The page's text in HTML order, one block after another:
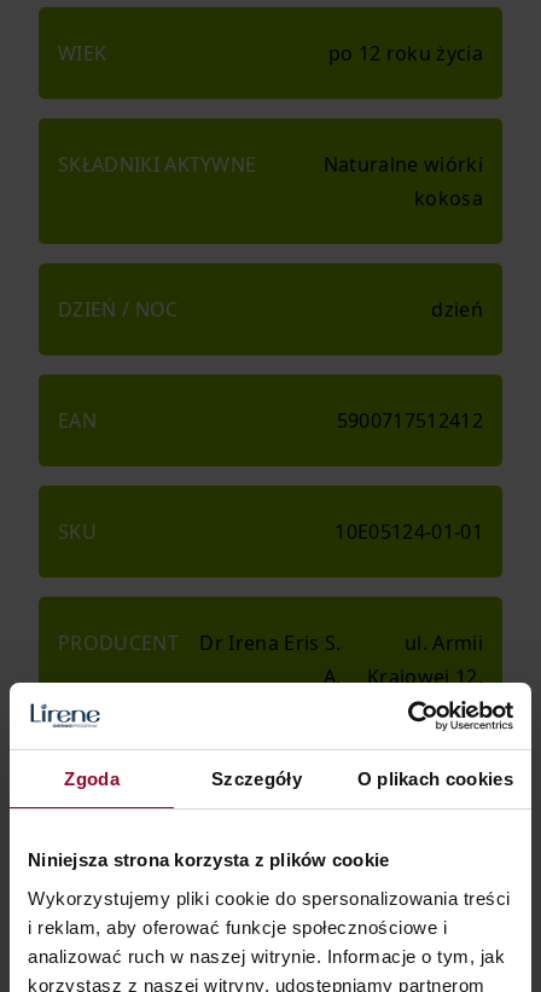
Zgoda Szczegóły O plikach cookies
Niniejsza strona korzysta z plików cookie
Wykorzystujemy pliki cookie do spersonalizowania treści
i reklam, aby oferować funkcje społecznościowe i
analizować ruch w naszej witrynie. Informacje o tym, jak
korzystasz z naszej witryny, udostępniamy partnerom
WIEK po 12 roku życia
SKŁADNIKI AKTYWNE
Naturalne wiórki
kokosa
DZIEŃ / NOC dzień
EAN 5900717512412
SKU 10E05124-01-01
PRODUCENT
Dr Irena Eris S.
A.
ul. Armii
Krajowej 12,
05-500
Piaseczno